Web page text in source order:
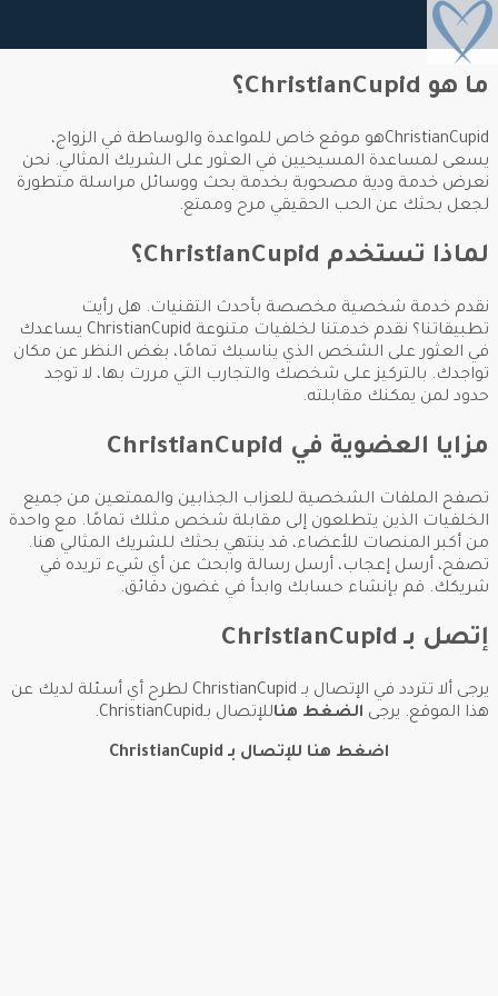
ما هو ChristianCupid؟
ChristianCupidهو موقع خاص للمواعدة والوساطة في الزواج،
يسعى لمساعدة المسيحيين في العثور على الشريك المثالي. نحن
نعرض خدمة ودية مصحوبة بخدمة بحث ووسائل مراسلة متطورة
لجعل بحثك عن الحب الحقيقي مرح وممتع.
لماذا تستخدم ChristianCupid؟
نقدم خدمة شخصية مخصصة بأحدث التقنيات. هل رأيت
تطبيقاتنا؟ نقدم خدمتنا لخلفيات متنوعة ChristianCupid يساعدك
في العثور على الشخص الذي يناسبك تمامًا، بغض النظر عن مكان
تواجدك. بالتركيز على شخصك والتجارب التي مررت بها، لا توجد
حدود لمن يمكنك مقابلته.
مزايا العضوية في ChristianCupid
تصفح الملفات الشخصية للعزاب الجذابين والممتعين من جميع
الخلفيات الذين يتطلعون إلى مقابلة شخص مثلك تمامًا. مع واحدة
من أكبر المنصات للأعضاء، قد ينتهي بحثك للشريك المثالي هنا.
تصفح، أرسل إعجاب، أرسل رسالة وابحث عن أي شيء تريده في
شريكك. قم بإنشاء حسابك وابدأ في غضون دقائق.
إتصل بـ ChristianCupid
يرجى ألا تتردد في الإتصال بـ ChristianCupid لطرح أي أسئلة لديك عن
هذا الموقع. يرجى الضغط هناللإتصال بـChristianCupid.
اضغط هنا للإتصال بـ ChristianCupid